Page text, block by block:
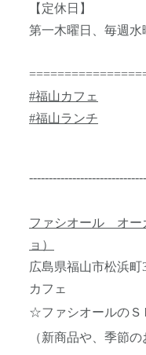
【定休日】
第一木曜日、毎週水
#福山カフェ
#福山ランチ
ファシオール オー
ョ）
広島県福山市松浜
カフェ
☆ファシオールの
（新商品や、季節